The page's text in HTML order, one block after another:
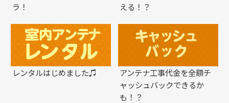
ラ！
える！？
レンタルはじめました♫
アンテナ工事代金を全額チ
ャッシュバックできるか
も！？